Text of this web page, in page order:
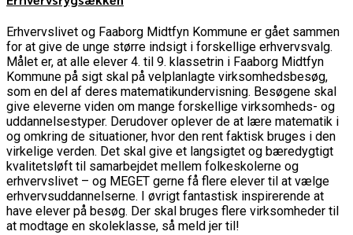
Erhvervslivet og Faaborg Midtfyn Kommune er gået sammen
for at give de unge større indsigt i forskellige erhvervsvalg.
Målet er, at alle elever 4. til 9. klassetrin i Faaborg Midtfyn
Kommune på sigt skal på velplanlagte virksomhedsbesøg,
som en del af deres matematikundervisning. Besøgene skal
give eleverne viden om mange forskellige virksomheds- og
uddannelsestyper. Derudover oplever de at lære matematik i
og omkring de situationer, hvor den rent faktisk bruges i den
virkelige verden. Det skal give et langsigtet og bæredygtigt
kvalitetsløft til samarbejdet mellem folkeskolerne og
erhvervslivet – og MEGET gerne få flere elever til at vælge
erhvervsuddannelserne. I øvrigt fantastisk inspirerende at
have elever på besøg. Der skal bruges flere virksomheder til
at modtage en skoleklasse, så meld jer til!